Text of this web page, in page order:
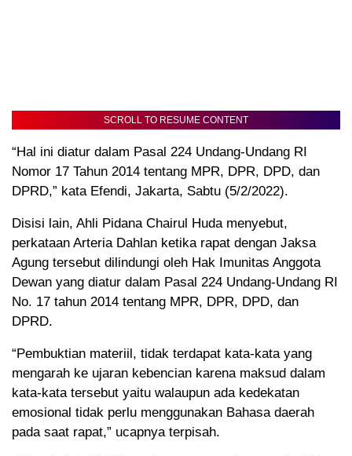
SCROLL TO RESUME CONTENT
“Hal ini diatur dalam Pasal 224 Undang-Undang RI
Nomor 17 Tahun 2014 tentang MPR, DPR, DPD, dan
DPRD,” kata Efendi, Jakarta, Sabtu (5/2/2022).
Disisi lain, Ahli Pidana Chairul Huda menyebut,
perkataan Arteria Dahlan ketika rapat dengan Jaksa
Agung tersebut dilindungi oleh Hak Imunitas Anggota
Dewan yang diatur dalam Pasal 224 Undang-Undang RI
No. 17 tahun 2014 tentang MPR, DPR, DPD, dan
DPRD.
“Pembuktian materiil, tidak terdapat kata-kata yang
mengarah ke ujaran kebencian karena maksud dalam
kata-kata tersebut yaitu walaupun ada kedekatan
emosional tidak perlu menggunakan Bahasa daerah
pada saat rapat,” ucapnya terpisah.